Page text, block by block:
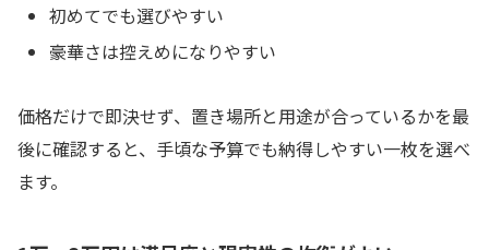
初めてでも選びやすい
豪華さは控えめになりやすい
価格だけで即決せず、置き場所と用途が合っているかを最
後に確認すると、手頃な予算でも納得しやすい一枚を選べ
ます。